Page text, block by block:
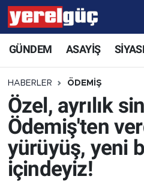
GÜNDEM ASAYİŞ
HABERLER ÖDEMİŞ
Özel, ayrılık
Ödemiş'ten
yürüyüş, yeni
içindeyiz!